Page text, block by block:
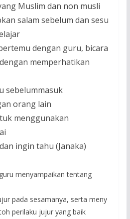
Muslim dan non musli
salam sebelum dan sesu
dengan guru, bicara
memperhatikan
sebelummasuk
orang lain
menggunakan
ingin tahu (Janaka)
menyampaikan tentang
pada sesamanya, serta meny
perilaku jujur yang baik